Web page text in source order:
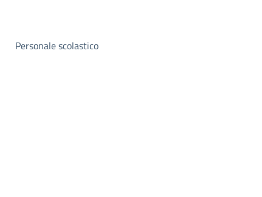
Personale scolastico